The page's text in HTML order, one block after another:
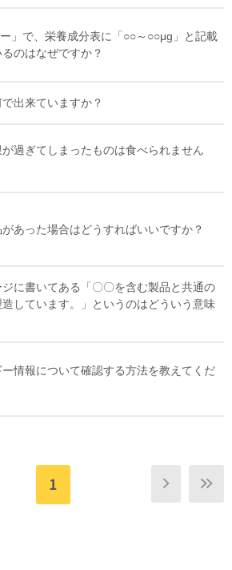
ー」で、栄養成分表に「○○～○○μg」と記載
のはなぜですか？
出来ていますか？
が過ぎてしまったものは食べられません
あった場合はどうすればいいですか？
に書いてある「〇〇を含む製品と共通の
しています。」というのはどういう意味
ー情報について確認する方法を教えてくだ
1